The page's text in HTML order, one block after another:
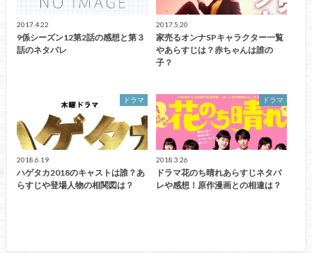
2017.4.22
9係シーズン12第2話の感想と第３
話のネタバレ
2017.5.20
家売るオンナSPキャラクター一覧
やあらすじは？赤ちゃんは誰の
子？
ドラマ
2018.6.19
ハゲタカ2018のキャストは誰？あ
らすじや登場人物の相関図は？
ドラマ
2018.3.26
ドラマ花のち晴れあらすじネタバ
レや感想！原作漫画との相違は？